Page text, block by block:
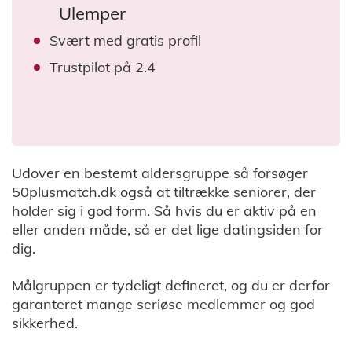
Ulemper
Svært med gratis profil
Trustpilot på 2.4
Udover en bestemt aldersgruppe så forsøger
50plusmatch.dk også at tiltrække seniorer, der
holder sig i god form. Så hvis du er aktiv på en
eller anden måde, så er det lige datingsiden for
dig.
Målgruppen er tydeligt defineret, og du er derfor
garanteret mange seriøse medlemmer og god
sikkerhed.